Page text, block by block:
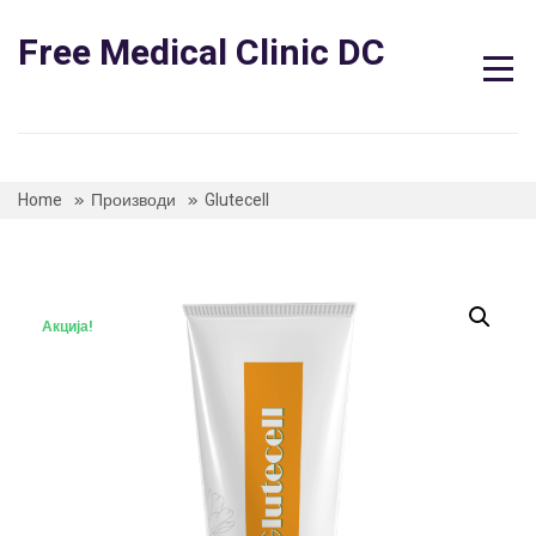
content
Free Medical Clinic DC
Home Производи Glutecell
Акција!